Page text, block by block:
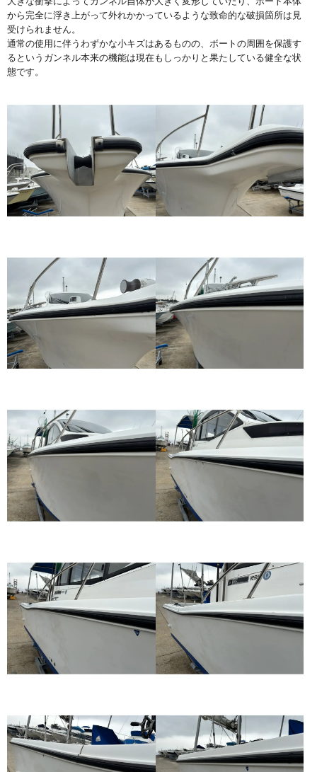
から完全に浮き上がって外れかかっているような致命的な破損箇所は見
受けられません。
通常の使用に伴うわずかな小キズはあるものの、ボートの周囲を保護す
るというガンネル本来の機能は現在もしっかりと果たしている健全な状
態です。